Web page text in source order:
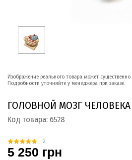
Изображение реального товара может
Подробности уточняйте у менеджера при заказе.
ГОЛОВНОЙ МОЗГ
Код товара: 6528
2
5 250 грн